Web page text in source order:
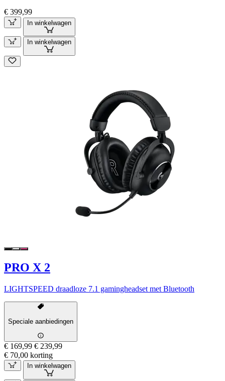
€ 399,99
In winkelwagen
In winkelwagen
PRO X 2
LIGHTSPEED draadloze 7.1 gamingheadset met Bluetooth
Speciale aanbiedingen
€ 169,99 € 239,99
€ 70,00 korting
In winkelwagen